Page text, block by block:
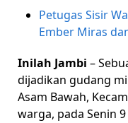
Petugas Sisir
Ember Miras
Inilah Jambi –
dijadikan gudang
Asam Bawah,
warga, pada Senin